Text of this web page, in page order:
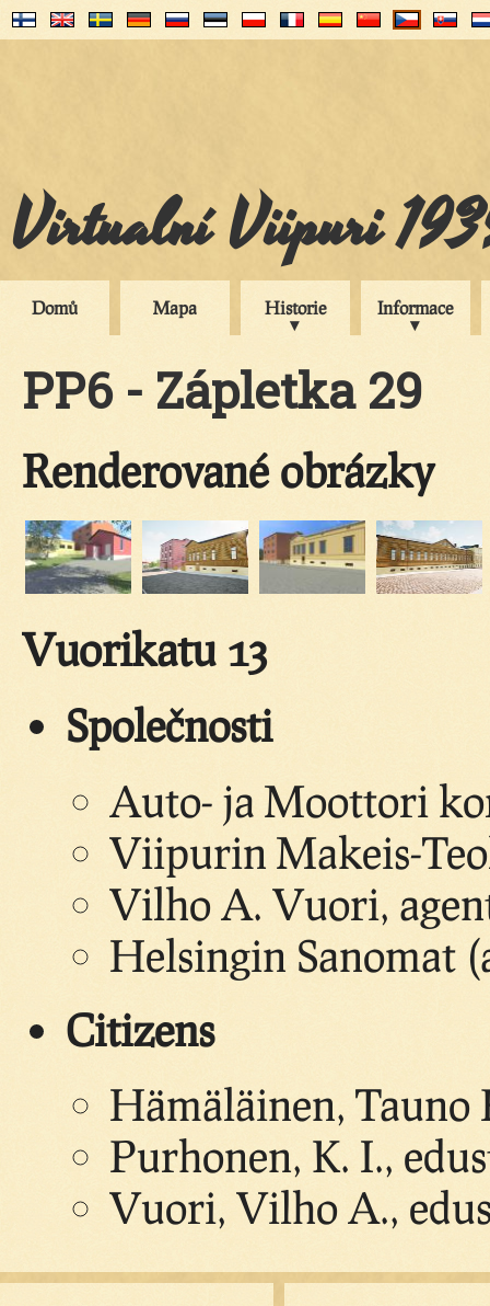
Virtualní Viipuri
Domů Mapa Historie Informace
PP6 - Zápletka 29
Renderované obrázky
Vuorikatu 13
Společnosti
Auto- ja Moottori
Viipurin Makeis-
Vilho A. Vuori,
Helsingin Sanomat
Citizens
Hämäläinen, Tauno
Purhonen, K. I.,
Vuori, Vilho A.,